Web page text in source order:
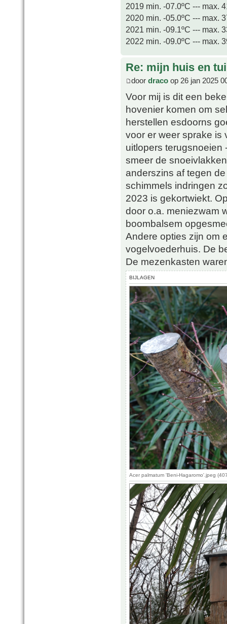
2019 min. -07.0ºC --- max.
2020 min. -05.0ºC --- max.
2021 min. -09.1ºC --- max.
2022 min. -09.0ºC --- max.
Re: mijn huis en
door draco op 26 jan 2025
Voor mij is dit een
hovenier komen om
herstellen esdoorns
voor er weer sprake is
uitlopers terugsnoeien
smeer de
anderszins af tegen
schimmels indringen
2023 is gekortwiekt.
door o.a. meniezwam
boombalsem
Andere opties zijn om
vogelvoederhuis. De
De mezenkasten
BIJLAGEN
Acer palmatum 'Beni-Hagaromo'.jpeg